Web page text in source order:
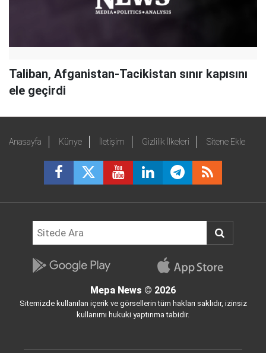
Taliban, Afganistan-Tacikistan sınır kapısını
ele geçirdi
Anasayfa Künye İletişim Gizlilik İlkeleri Sitene Ekle
Mepa News © 2026
Sitemizde kullanılan içerik ve görsellerin tüm hakları saklıdır, izinsiz
kullanımı hukuki yaptırıma tabidir.